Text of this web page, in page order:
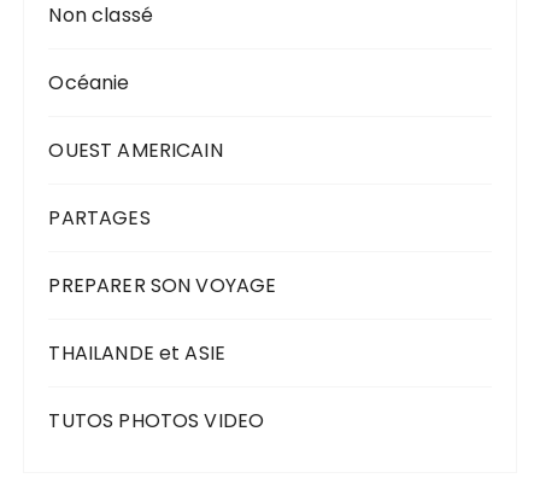
Non classé
Océanie
OUEST AMERICAIN
PARTAGES
PREPARER SON VOYAGE
THAILANDE et ASIE
TUTOS PHOTOS VIDEO